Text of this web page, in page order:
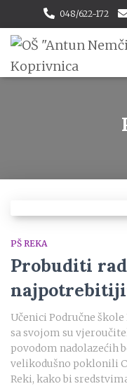
048/622-172
PŠ REKA
Probuditi
Učenici Područne
sa svojom su
povodom nadolazećih
velikodušno poklonili
Reki, kako bi